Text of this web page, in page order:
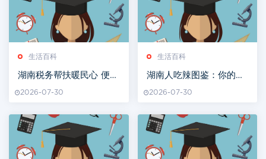
生活百科
湖南税务帮扶暖民心 便民
2026-07-30
生活百科
湖南人吃辣图鉴：你的辣
2026-07-30